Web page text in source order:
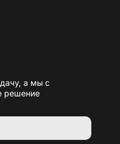
а мы с
решение